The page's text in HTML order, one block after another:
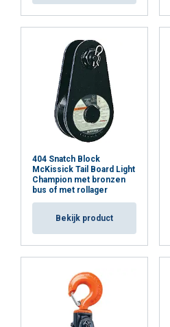
404 Snatch Block
McKissick Tail Board Light
Champion met bronzen
bus of met rollager
Bekijk product